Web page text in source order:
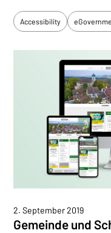
Accessibility
Gemeinde und
2. September 2019